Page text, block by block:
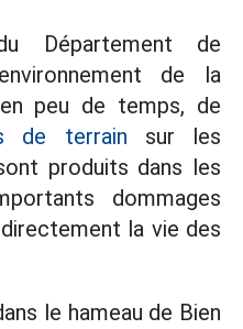
Département de
de la
en peu de temps, de
de terrain sur les
produits dans les
dommages
la vie des
le hameau de Bien